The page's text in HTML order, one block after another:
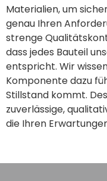
Materialien, um
genau Ihren
strenge
dass jedes Bauteil
entspricht. Wir
Komponente dazu
Stillstand kommt.
zuverlässige,
die Ihren